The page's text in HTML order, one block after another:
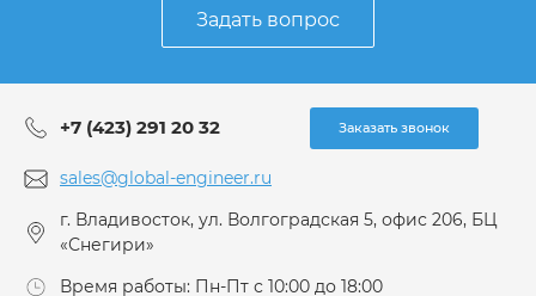
Задать вопрос
+7 (423) 291 20 32 Заказать звонок
sales@global-engineer.ru
г. Владивосток, ул. Волгоградская 5, офис 206, БЦ
«Снегири»
Время работы: Пн-Пт с 10:00 до 18:00